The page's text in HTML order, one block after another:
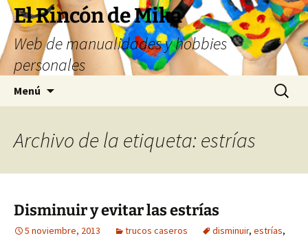
Saltar
contenido
El Rincón de Mika
Web de manualidades y hobbies
personales
Menú Buscar:
Archivo de la etiqueta: estrías
Disminuir y evitar las estrías
5 noviembre, 2013 trucos caseros disminuir, estrías,